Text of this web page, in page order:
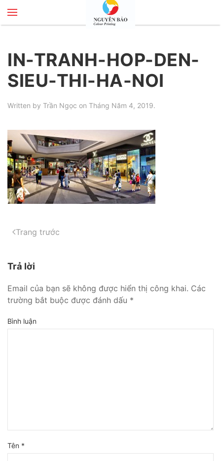
Skip to main content
IN-TRANH-HOP-DEN-
SIEU-THI-HA-NOI
Written by Trần Ngọc on Tháng Năm 4, 2019.
Trang trước
Trả lời
Email của bạn sẽ không được hiển thị công khai. Các
trường bắt buộc được đánh dấu *
Bình luận
Tên *